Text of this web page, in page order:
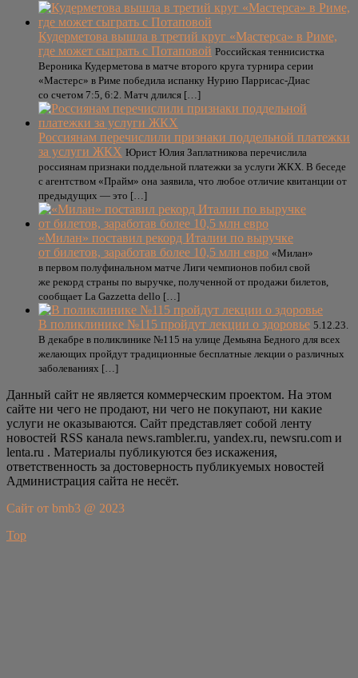
Кудерметова вышла в третий круг «Мастерса» в Риме,
где может сыграть с Потаповой Российская теннисистка
Вероника Кудерметова в матче второго круга турнира серии
«Мастерс» в Риме победила испанку Нурию Паррисас-Диас
со счетом 7:5, 6:2. Матч длился […]
Россиянам перечислили признаки поддельной платежки
за услуги ЖКХ Юрист Юлия Заплатникова перечислила
россиянам признаки поддельной платежки за услуги ЖКХ. В беседе
с агентством «Прайм» она заявила, что любое отличие квитанции от
предыдущих — это […]
«Милан» поставил рекорд Италии по выручке
от билетов, заработав более 10,5 млн евро «Милан»
в первом полуфинальном матче Лиги чемпионов побил свой
же рекорд страны по выручке, полученной от продажи билетов,
сообщает La Gazzetta dello […]
В поликлинике №115 пройдут лекции о здоровье 5.12.23.
В декабре в поликлинике №115 на улице Демьяна Бедного для всех
желающих пройдут традиционные бесплатные лекции о различных
заболеваниях […]
Данный сайт не является коммерческим проектом. На этом
сайте ни чего не продают, ни чего не покупают, ни какие
услуги не оказываются. Сайт представляет собой ленту
новостей RSS канала news.rambler.ru, yandex.ru, newsru.com и
lenta.ru . Материалы публикуются без искажения,
ответственность за достоверность публикуемых новостей
Администрация сайта не несёт.
Сайт от bmb3 @ 2023
Top